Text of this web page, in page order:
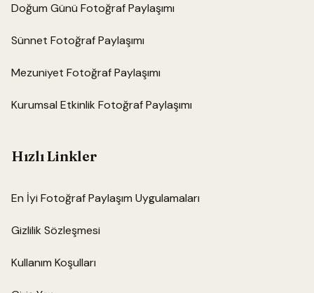
Doğum Günü Fotoğraf Paylaşımı
Sünnet Fotoğraf Paylaşımı
Mezuniyet Fotoğraf Paylaşımı
Kurumsal Etkinlik Fotoğraf Paylaşımı
Hızlı Linkler
En İyi Fotoğraf Paylaşım Uygulamaları
Gizlilik Sözleşmesi
Kullanım Koşulları